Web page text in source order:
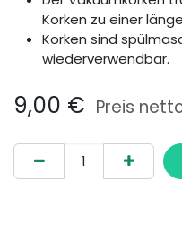
Korken zu einer
Korken sind
wiederverwendbar.
9,00 € Preis